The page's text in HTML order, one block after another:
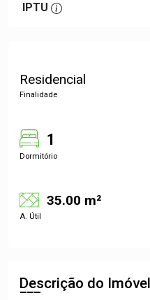
IPTU
Residencial
Finalidade
1
Dormitório
35.00 m²
A. Útil
Descrição do Imóvel